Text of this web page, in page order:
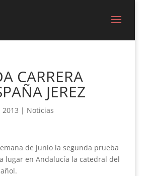
CARRERA
JEREZ
2013 | Noticias
de junio la segunda prueba
lugar en Andalucía la catedral del